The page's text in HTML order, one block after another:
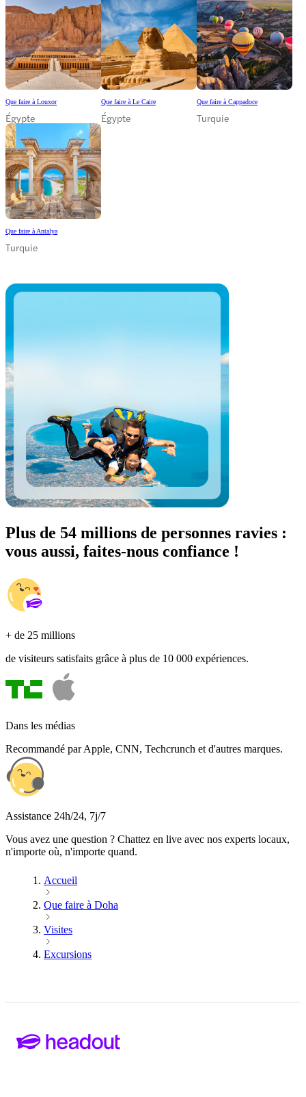
Que faire à Louxor
Égypte
Que faire à Le Caire
Égypte
Que faire à Cappadoce
Turquie
Que faire à Antalya
Turquie
Plus de 54 millions de personnes ravies :
vous aussi, faites-nous confiance !
+ de 25 millions
de visiteurs satisfaits grâce à plus de 10 000 expériences.
Dans les médias
Recommandé par Apple, CNN, Techcrunch et d'autres marques.
Assistance 24h/24, 7j/7
Vous avez une question ? Chattez en live avec nos experts locaux,
n'importe où, n'importe quand.
Accueil
Que faire à Doha
Visites
Excursions